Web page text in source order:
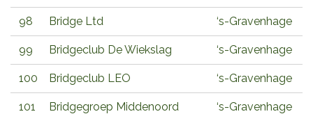
98 Bridge Ltd ‘s-Gravenhage
99 Bridgeclub De Wiekslag ‘s-Gravenhage
100 Bridgeclub LEO ‘s-Gravenhage
101 Bridgegroep Middenoord ‘s-Gravenhage